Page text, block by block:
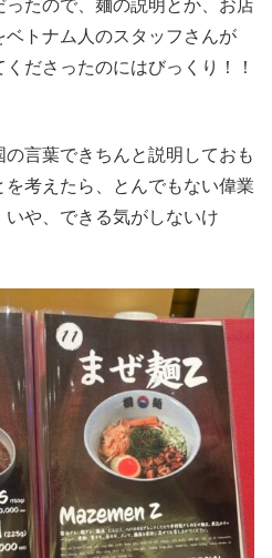
たので、麺の説明とか、お店
トナム人のスタッフさんが
くださったのにはびっくり！！
言葉できちんと説明しておも
考えたら、とんでもない偉業
や、できる気がしないけ